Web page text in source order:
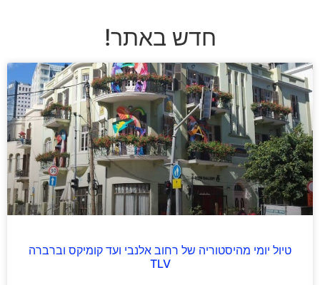
חדש באתר!
טיול יומי מהיסטוריה של רחוב אלנבי ועד קומיקס וברברה
TLV